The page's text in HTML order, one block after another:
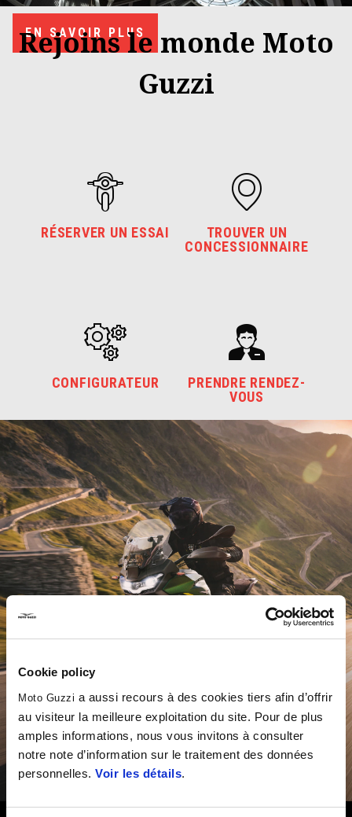
Cookie policy
Moto Guzzi a aussi recours à des cookies tiers afin d’offrir
au visiteur la meilleure exploitation du site. Pour de plus
amples informations, nous vous invitons à consulter
notre note d’information sur le traitement des données
personnelles. Voir les détails.
EN SAVOIR PLUS
Rejoins le monde Moto
Guzzi
RÉSERVER UN ESSAI
TROUVER UN
CONCESSIONNAIRE
CONFIGURATEUR
PRENDRE RENDEZ-
VOUS